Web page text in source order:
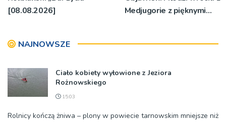
[08.08.2026]
Medjugorie z pięknymi
NAJNOWSZE
Ciało kobiety wyłowione z Jeziora
Rożnowskiego
15:03
Rolnicy kończą żniwa – plony w powiecie tarnowskim mniejsze niż